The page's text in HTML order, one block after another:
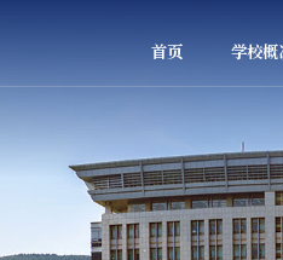
首页 学校概